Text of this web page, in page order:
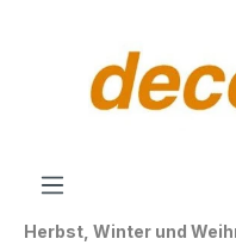
Herbst, Winter und